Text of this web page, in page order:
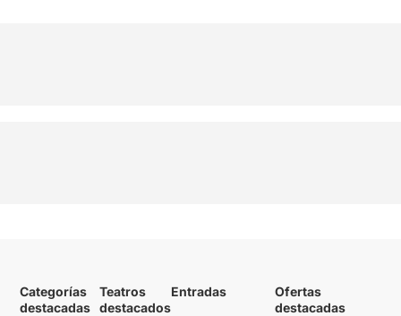
Categorías
destacadas
Teatros
destacados
Entradas
Ofertas
destacadas